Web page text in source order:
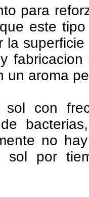
para
este
la
fabricacion
un aroma
con
no
por